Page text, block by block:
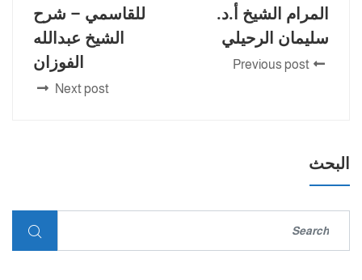
المرام الشيخ أ.د.
سليمان الرحيلي
Previous post
للقاسمي – شرح
الشيخ عبدالله
الفوزان
Next post
البحث